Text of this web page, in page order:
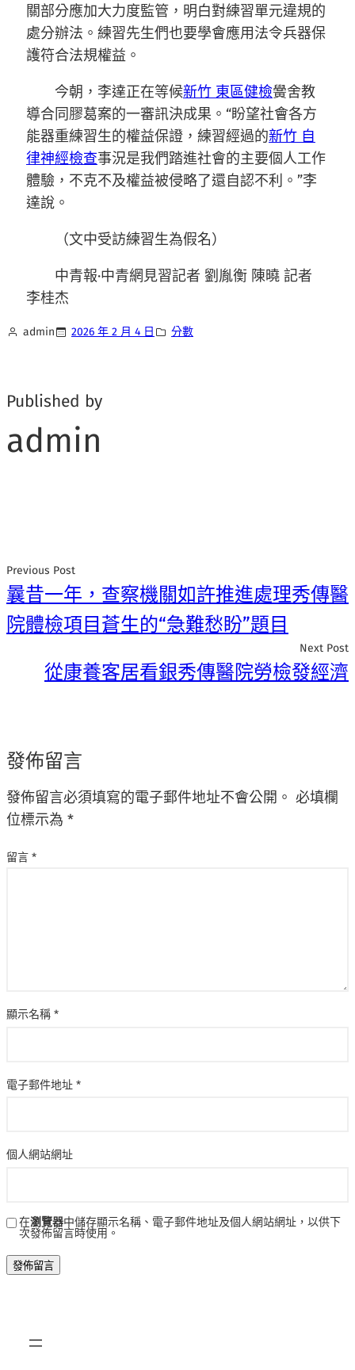
關部分應加大力度監管，明白對練習單元違規的
處分辦法。練習先生們也要學會應用法令兵器保
護符合法規權益。
今朝，李達正在等候新竹 東區健檢黌舍教
導合同膠葛案的一審訊決成果。“盼望社會各方
能器重練習生的權益保證，練習經過的新竹 自
律神經檢查事況是我們踏進社會的主要個人工作
體驗，不克不及權益被侵略了還自認不利。”李
達說。
（文中受訪練習生為假名）
中青報·中青網見習記者 劉胤衡 陳曉 記者
李桂杰
admin 2026 年 2 月 4 日 分數
Published by
admin
Previous Post
曩昔一年，查察機關如許推進處理秀傳醫
院體檢項目蒼生的“急難愁盼”題目
Next Post
從康養客居看銀秀傳醫院勞檢發經濟
發佈留言
發佈留言必須填寫的電子郵件地址不會公開。 必填欄
位標示為 *
留言 *
顯示名稱 *
電子郵件地址 *
個人網站網址
在瀏覽器中儲存顯示名稱、電子郵件地址及個人網站網址，以供下
次發佈留言時使用。